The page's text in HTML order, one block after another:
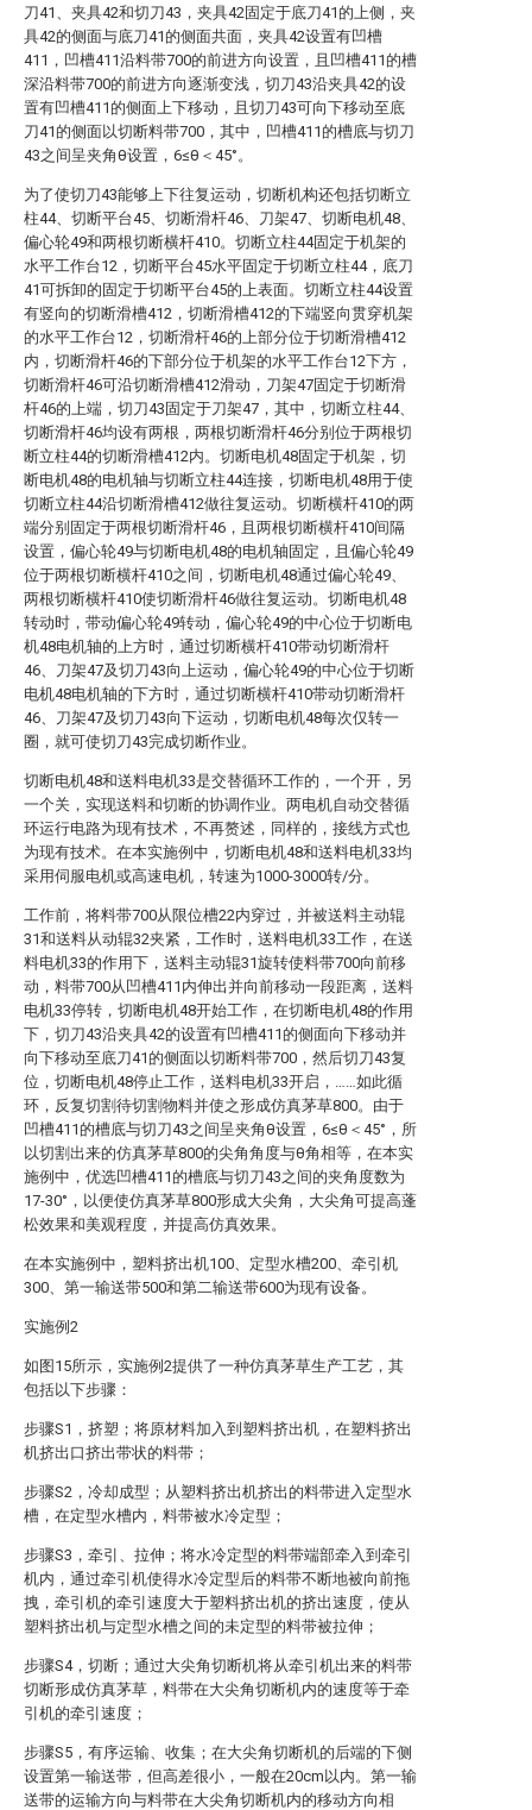
刀41、夹具42和切刀43，夹具42固定于底刀41的上侧，夹
具42的侧面与底刀41的侧面共面，夹具42设置有凹槽
411，凹槽411沿料带700的前进方向设置，且凹槽411的槽
深沿料带700的前进方向逐渐变浅，切刀43沿夹具42的设
置有凹槽411的侧面上下移动，且切刀43可向下移动至底
刀41的侧面以切断料带700，其中，凹槽411的槽底与切刀
43之间呈夹角θ设置，6≤θ＜45°。
为了使切刀43能够上下往复运动，切断机构还包括切断立
柱44、切断平台45、切断滑杆46、刀架47、切断电机48、
偏心轮49和两根切断横杆410。切断立柱44固定于机架的
水平工作台12，切断平台45水平固定于切断立柱44，底刀
41可拆卸的固定于切断平台45的上表面。切断立柱44设置
有竖向的切断滑槽412，切断滑槽412的下端竖向贯穿机架
的水平工作台12，切断滑杆46的上部分位于切断滑槽412
内，切断滑杆46的下部分位于机架的水平工作台12下方，
切断滑杆46可沿切断滑槽412滑动，刀架47固定于切断滑
杆46的上端，切刀43固定于刀架47，其中，切断立柱44、
切断滑杆46均设有两根，两根切断滑杆46分别位于两根切
断立柱44的切断滑槽412内。切断电机48固定于机架，切
断电机48的电机轴与切断立柱44连接，切断电机48用于使
切断立柱44沿切断滑槽412做往复运动。切断横杆410的两
端分别固定于两根切断滑杆46，且两根切断横杆410间隔
设置，偏心轮49与切断电机48的电机轴固定，且偏心轮49
位于两根切断横杆410之间，切断电机48通过偏心轮49、
两根切断横杆410使切断滑杆46做往复运动。切断电机48
转动时，带动偏心轮49转动，偏心轮49的中心位于切断电
机48电机轴的上方时，通过切断横杆410带动切断滑杆
46、刀架47及切刀43向上运动，偏心轮49的中心位于切断
电机48电机轴的下方时，通过切断横杆410带动切断滑杆
46、刀架47及切刀43向下运动，切断电机48每次仅转一
圈，就可使切刀43完成切断作业。
切断电机48和送料电机33是交替循环工作的，一个开，另
一个关，实现送料和切断的协调作业。两电机自动交替循
环运行电路为现有技术，不再赘述，同样的，接线方式也
为现有技术。在本实施例中，切断电机48和送料电机33均
采用伺服电机或高速电机，转速为1000-3000转/分。
工作前，将料带700从限位槽22内穿过，并被送料主动辊
31和送料从动辊32夹紧，工作时，送料电机33工作，在送
料电机33的作用下，送料主动辊31旋转使料带700向前移
动，料带700从凹槽411内伸出并向前移动一段距离，送料
电机33停转，切断电机48开始工作，在切断电机48的作用
下，切刀43沿夹具42的设置有凹槽411的侧面向下移动并
向下移动至底刀41的侧面以切断料带700，然后切刀43复
位，切断电机48停止工作，送料电机33开启，……如此循
环，反复切割待切割物料并使之形成仿真茅草800。由于
凹槽411的槽底与切刀43之间呈夹角θ设置，6≤θ＜45°，所
以切割出来的仿真茅草800的尖角角度与θ角相等，在本实
施例中，优选凹槽411的槽底与切刀43之间的夹角度数为
17-30°，以便使仿真茅草800形成大尖角，大尖角可提高蓬
松效果和美观程度，并提高仿真效果。
在本实施例中，塑料挤出机100、定型水槽200、牵引机
300、第一输送带500和第二输送带600为现有设备。
实施例2
如图15所示，实施例2提供了一种仿真茅草生产工艺，其
包括以下步骤：
步骤S1，挤塑；将原材料加入到塑料挤出机，在塑料挤出
机挤出口挤出带状的料带；
步骤S2，冷却成型；从塑料挤出机挤出的料带进入定型水
槽，在定型水槽内，料带被水冷定型；
步骤S3，牵引、拉伸；将水冷定型的料带端部牵入到牵引
机内，通过牵引机使得水冷定型后的料带不断地被向前拖
拽，牵引机的牵引速度大于塑料挤出机的挤出速度，使从
塑料挤出机与定型水槽之间的未定型的料带被拉伸；
步骤S4，切断；通过大尖角切断机将从牵引机出来的料带
切断形成仿真茅草，料带在大尖角切断机内的速度等于牵
引机的牵引速度；
步骤S5，有序运输、收集；在大尖角切断机的后端的下侧
设置第一输送带，但高差很小，一般在20cm以内。第一输
送带的运输方向与料带在大尖角切断机内的移动方向相